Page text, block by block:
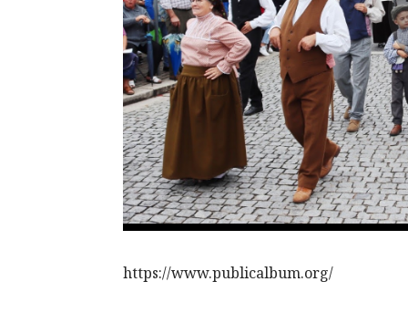
https://www.publicalbum.org/